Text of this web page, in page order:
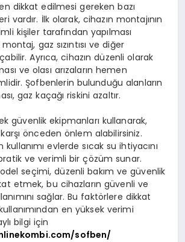
dikkat edilmesi gereken bazı
vardır. İlk olarak, cihazın montajının
kişiler tarafından yapılması
gaz sızıntısı ve diğer
Ayrıca, cihazın düzenli olarak
ve olası arızaların hemen
Şofbenlerin bulunduğu alanların
gaz kaçağı riskini azaltır.
güvenlik ekipmanları kullanarak,
önceden önlem alabilirsiniz.
evlerde sıcak su ihtiyacını
ve verimli bir çözüm sunar.
seçimi, düzenli bakım ve güvenlik
etmek, bu cihazların güvenli ve
sağlar. Bu faktörlere dikkat
en yüksek verimi
bilgi için
sofben/